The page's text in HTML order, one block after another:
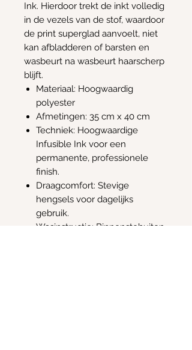
Ink. Hierdoor trekt de inkt volledig
in de vezels van de stof, waardoor
de print superglad aanvoelt, niet
kan afbladderen of barsten en
wasbeurt na wasbeurt haarscherp
blijft.
Materiaal: Hoogwaardig
polyester
Afmetingen: 35 cm x 40 cm
Techniek: Hoogwaardige
Infusible Ink voor een
permanente, professionele
finish.
Draagcomfort: Stevige
hengsels voor dagelijks
gebruik.
Wasinstructie: Binnenstebuiten